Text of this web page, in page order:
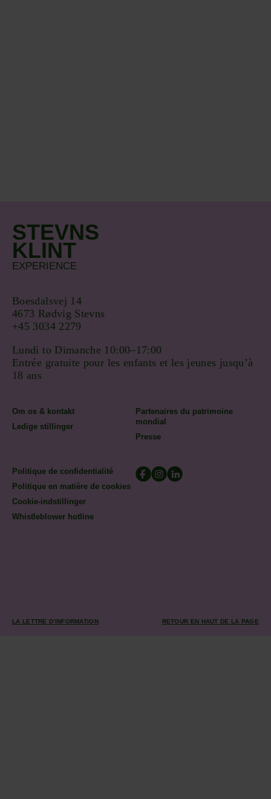
STEVNS
KLINT
EXPERIENCE
Boesdalsvej 14
4673 Rødvig Stevns
+45 3034 2279
Lundi to Dimanche 10:00–17:00
Entrée gratuite pour les enfants et les jeunes jusqu’à
18 ans
Om os & kontakt
Ledige stillinger
Partenaires du patrimoine
mondial
Presse
Politique de confidentialité
Politique en matière de cookies
Cookie-indstillinger
Whistleblower hotline
LA LETTRE D'INFORMATION RETOUR EN HAUT DE LA PAGE